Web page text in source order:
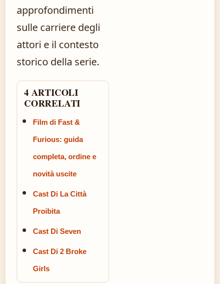
approfondimenti
sulle carriere degli
attori e il contesto
storico della serie.
4 ARTICOLI
CORRELATI
Film di Fast &
Furious: guida
completa, ordine e
novità uscite
Cast Di La Città
Proibita
Cast Di Seven
Cast Di 2 Broke
Girls